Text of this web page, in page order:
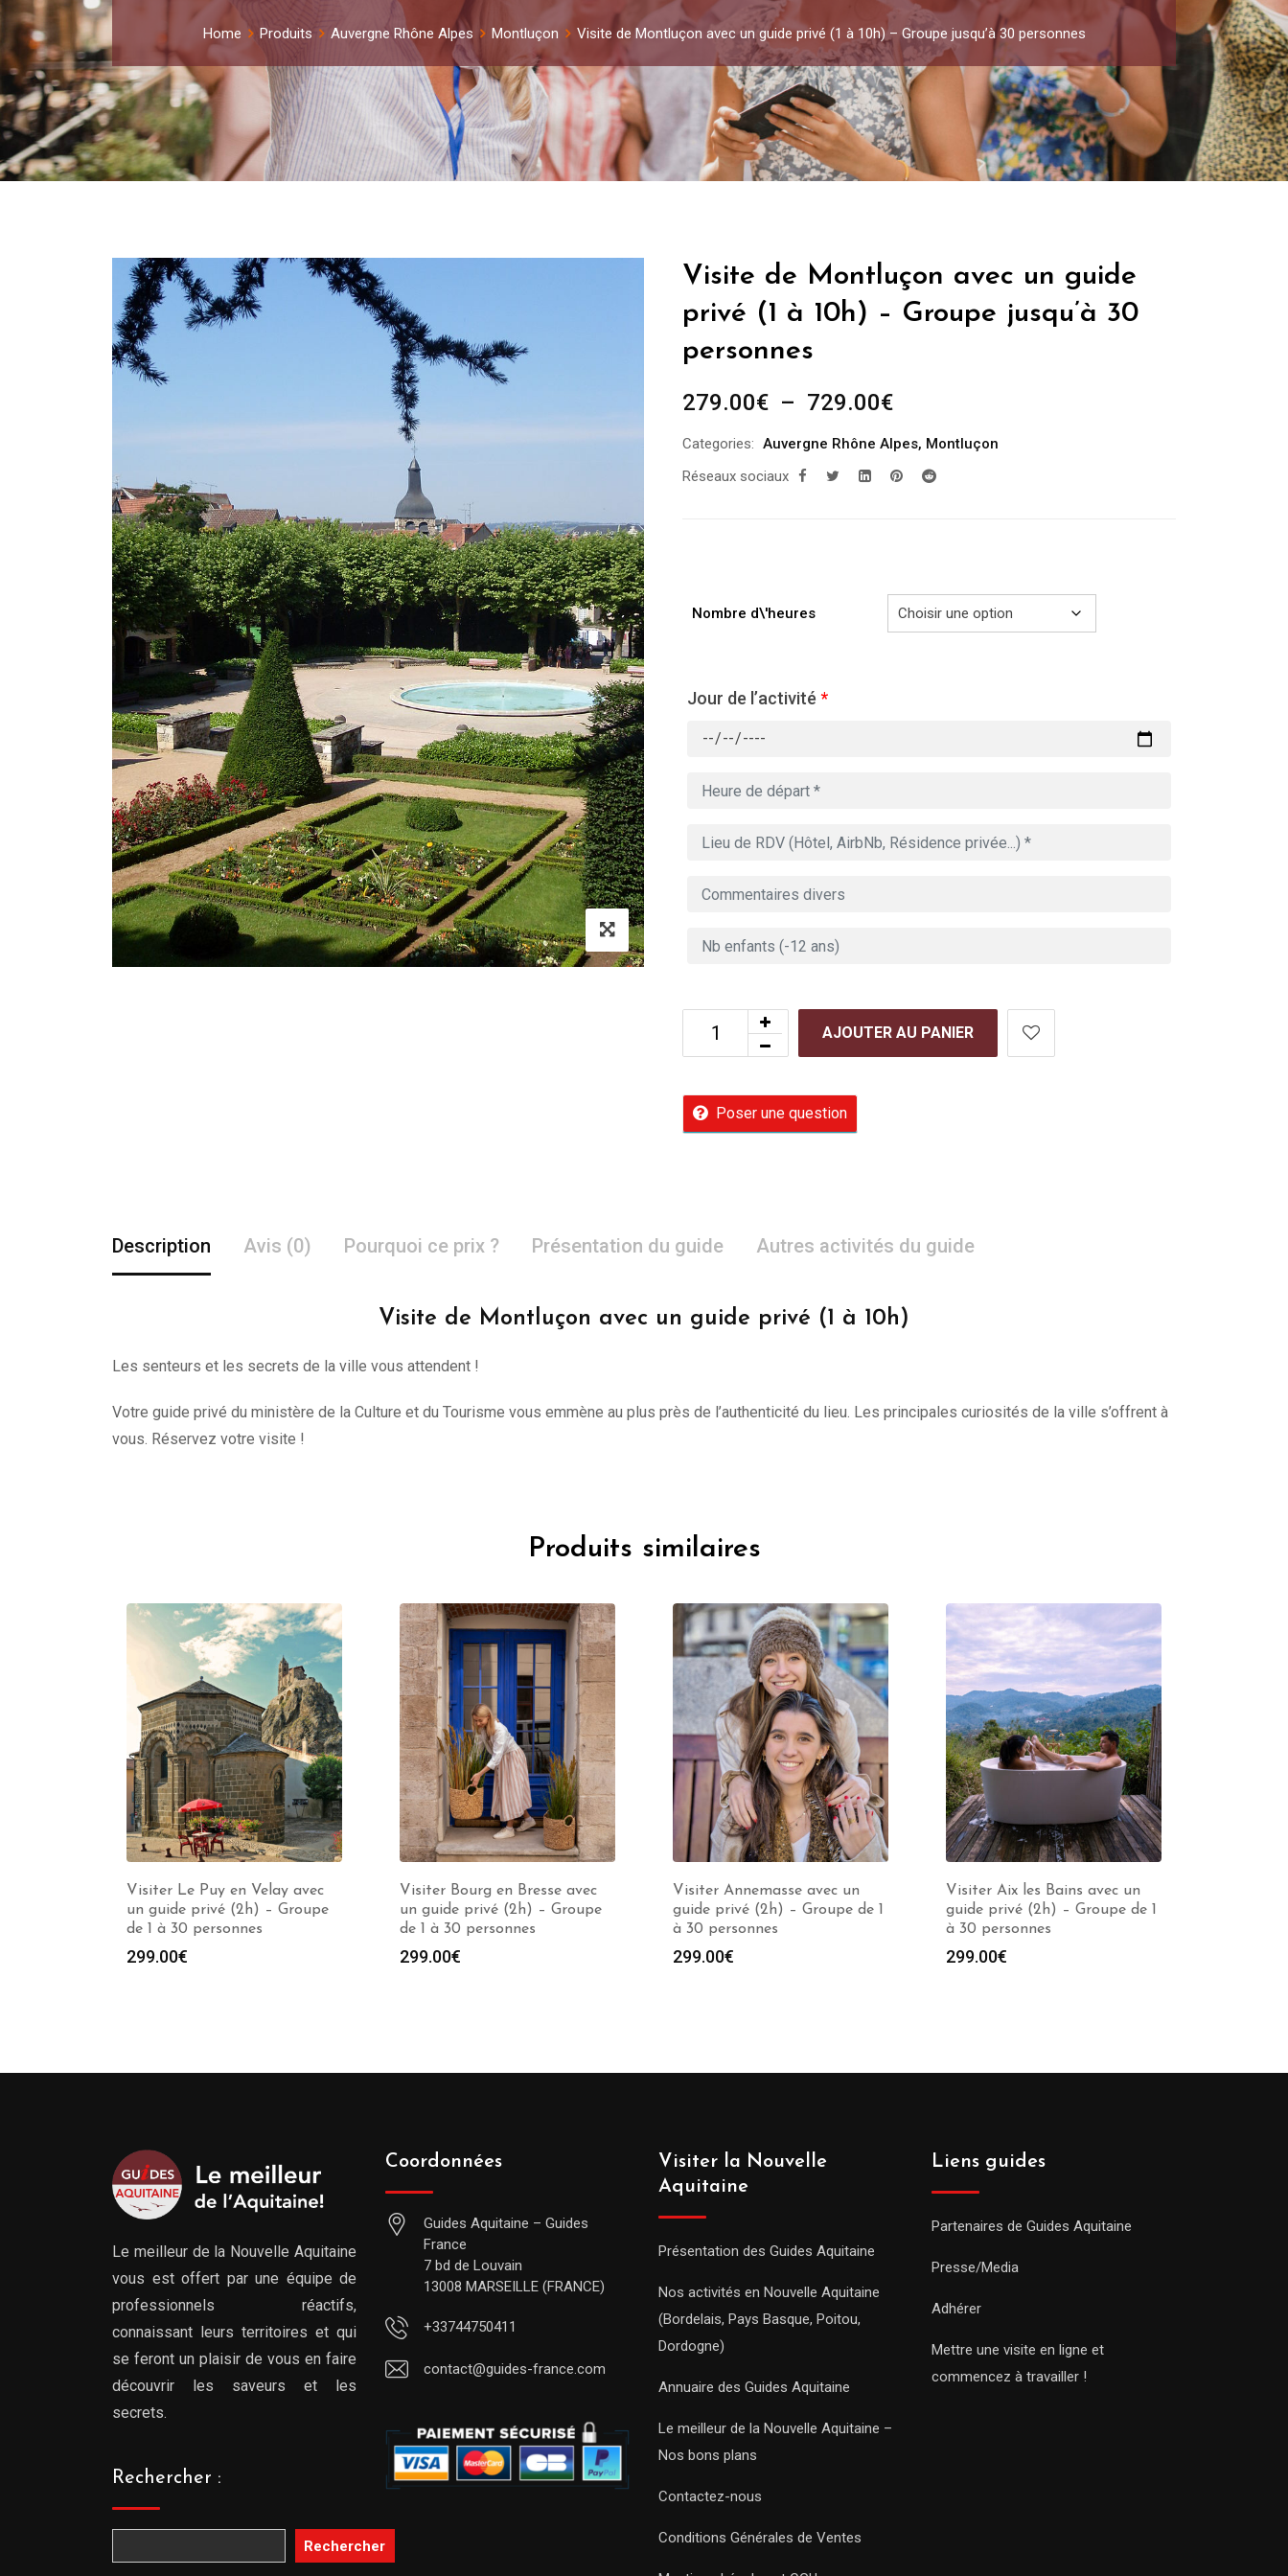
Home Produits Auvergne Rhône Alpes Montluçon Visite de Montluçon avec un guide privé (1 à 10h) – Groupe jusqu’à 30 personnes
Visite de Montluçon avec un guide
privé (1 à 10h) – Groupe jusqu’à 30
personnes
279.00€ – 729.00€Plage
prix :
279.00€
Categories: Auvergne Rhône Alpes, Montluçon
Réseaux sociaux
Nombre d\'heures
Jour de l’activité *
AJOUTER AU PANIER
Poser une question
Description Avis (0) Pourquoi ce prix ? Présentation du guide Autres activités du guide
Visite de Montluçon avec un guide privé (1 à 10h)
Les senteurs et les secrets de la ville vous attendent !
Votre guide privé du ministère de la Culture et du Tourisme vous emmène au plus près de l’authenticité du lieu. Les principales curiosités de la ville s’offrent à
vous. Réservez votre visite !
Produits similaires
Visiter Le Puy en Velay avec
un guide privé (2h) – Groupe
de 1 à 30 personnes
299.00€
Visiter Bourg en Bresse avec
un guide privé (2h) – Groupe
de 1 à 30 personnes
299.00€
Visiter Annemasse avec un
guide privé (2h) – Groupe de 1
à 30 personnes
299.00€
Visiter Aix les Bains avec un
guide privé (2h) – Groupe de 1
à 30 personnes
299.00€
Le meilleur de la Nouvelle Aquitaine
vous est offert par une équipe de
professionnels réactifs,
connaissant leurs territoires et qui
se feront un plaisir de vous en faire
découvrir les saveurs et les
secrets.
Rechercher :
Rechercher
Coordonnées
Guides Aquitaine – Guides
France
7 bd de Louvain
13008 MARSEILLE (FRANCE)
+33744750411
contact@guides-france.com
Visiter la Nouvelle
Aquitaine
Présentation des Guides Aquitaine
Nos activités en Nouvelle Aquitaine
(Bordelais, Pays Basque, Poitou,
Dordogne)
Annuaire des Guides Aquitaine
Le meilleur de la Nouvelle Aquitaine –
Nos bons plans
Contactez-nous
Conditions Générales de Ventes
Liens guides
Partenaires de Guides Aquitaine
Presse/Media
Adhérer
Mettre une visite en ligne et
commencez à travailler !